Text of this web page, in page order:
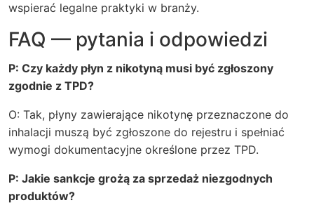
wspierać legalne praktyki w branży.
FAQ — pytania i odpowiedzi
P: Czy każdy płyn z nikotyną musi być zgłoszony
zgodnie z TPD?
O: Tak, płyny zawierające nikotynę przeznaczone do
inhalacji muszą być zgłoszone do rejestru i spełniać
wymogi dokumentacyjne określone przez TPD.
P: Jakie sankcje grożą za sprzedaż niezgodnych
produktów?